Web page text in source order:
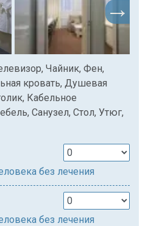
Чайник, Фен,
кровать, Душевая
Кабельное
Санузел, Стол, Утюг,
без лечения
без лечения